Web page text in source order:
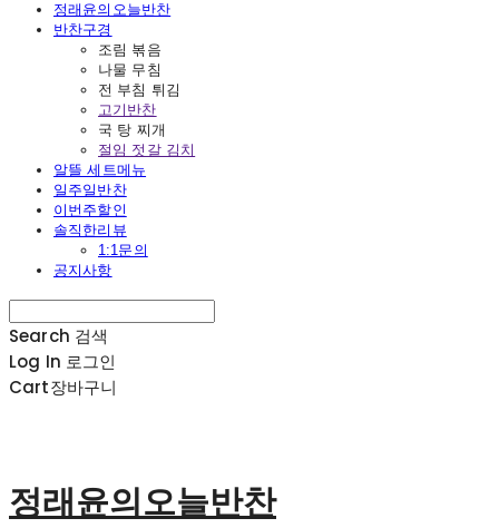
정래윤의오늘반찬
반찬구경
조림 볶음
나물 무침
전 부침 튀김
고기반찬
국 탕 찌개
절임 젓갈 김치
알뜰 세트메뉴
일주일반찬
이번주할인
솔직한리뷰
1:1문의
공지사항
Search 검색
Log In 로그인
Cart장바구니
정래윤의오늘반찬